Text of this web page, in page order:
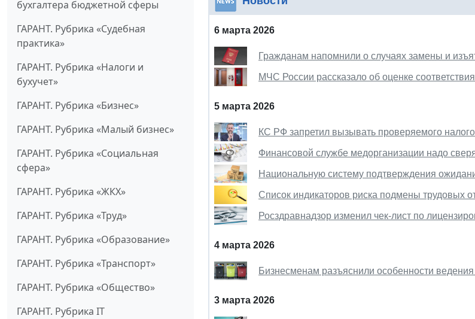
бухгалтера бюджетной сферы
ГАРАНТ. Рубрика «Судебная
практика»
ГАРАНТ. Рубрика «Налоги и
бухучет»
ГАРАНТ. Рубрика «Бизнес»
ГАРАНТ. Рубрика «Малый бизнес»
ГАРАНТ. Рубрика «Социальная
сфера»
ГАРАНТ. Рубрика «ЖКХ»
ГАРАНТ. Рубрика «Труд»
ГАРАНТ. Рубрика «Образование»
ГАРАНТ. Рубрика «Транспорт»
ГАРАНТ. Рубрика «Общество»
ГАРАНТ. Рубрика IT
6 марта 2026
Гражданам напомнили о случаях замены и
МЧС России рассказало об оценке
5 марта 2026
КС РФ запретил вызывать проверяемого
Финансовой службе медорганизации надо
Национальную систему подтверждения
Список индикаторов риска подмены трудовых
Росздравнадзор изменил чек-лист по
4 марта 2026
Бизнесменам разъяснили особенности
3 марта 2026